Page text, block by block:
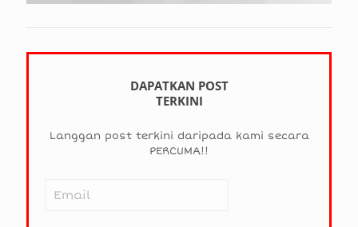
DAPATKAN POST
TERKINI
Langgan post terkini daripada kami secara
PERCUMA!!